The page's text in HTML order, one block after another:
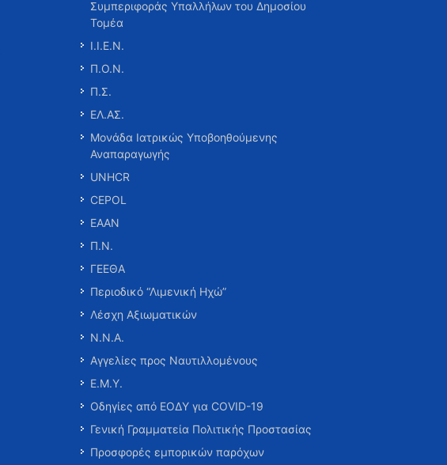
Συμπεριφοράς Υπαλλήλων του Δημοσίου
Τομέα
Ι.Ι.Ε.Ν.
Π.Ο.Ν.
Π.Σ.
ΕΛ.ΑΣ.
Μονάδα Ιατρικώς Υποβοηθούμενης
Αναπαραγωγής
UNHCR
CEPOL
ΕΑΑΝ
Π.Ν.
ΓΕΕΘΑ
Περιοδικό “Λιμενική Ηχώ”
Λέσχη Αξιωματικών
Ν.Ν.Α.
Αγγελίες προς Ναυτιλλομένους
Ε.Μ.Υ.
Οδηγίες από ΕΟΔΥ για COVID-19
Γενική Γραμματεία Πολιτικής Προστασίας
Προσφορές εμπορικών παρόχων